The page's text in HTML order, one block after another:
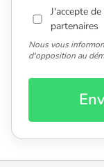
J'accepte
partenaires
Nous vous
d'opposition au